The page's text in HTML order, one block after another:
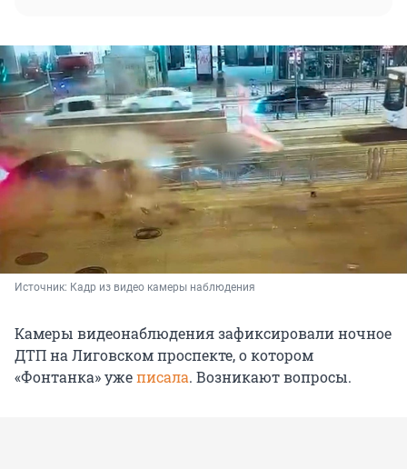
Источник: Кадр из видео камеры наблюдения
Камеры видеонаблюдения зафиксировали ночное
ДТП на Лиговском проспекте, о котором
«Фонтанка» ужеписала. Возникают вопросы.